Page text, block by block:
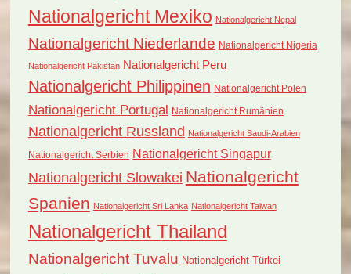
Nationalgericht Mexiko Nationalgericht Nepal
Nationalgericht Niederlande Nationalgericht Nigeria
Nationalgericht Pakistan Nationalgericht Peru
Nationalgericht Philippinen Nationalgericht Polen
Nationalgericht Portugal Nationalgericht Rumänien
Nationalgericht Russland Nationalgericht Saudi-Arabien
Nationalgericht Serbien Nationalgericht Singapur
Nationalgericht Slowakei Nationalgericht
Spanien Nationalgericht Sri Lanka Nationalgericht Taiwan
Nationalgericht Thailand
Nationalgericht Tuvalu Nationalgericht Türkei